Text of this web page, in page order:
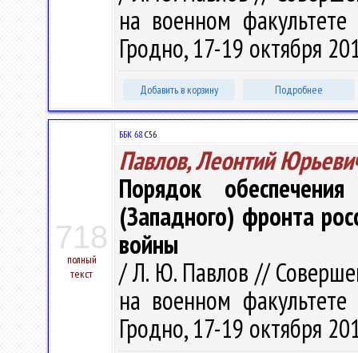
на военном
Гродно, 17-19 октября
Добавить в корзину Подробнее
718
полный
текст
ББК 68.С56
Павлов, Леонтий
Порядок
(Западного) фронта
войны
/ Л. Ю. Павлов //
на военном
Гродно, 17-19 октября